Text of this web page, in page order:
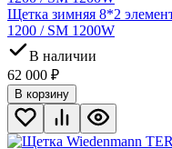
Щетка зимняя 8*2
1200 / SM 1200W
В наличии
62 000 ₽
В корзину